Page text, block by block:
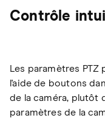
Contrôle
Les paramètres
l'aide de boutons
de la caméra, plutôt
paramètres de la